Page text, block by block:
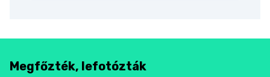
Megfőzték, lefotózták